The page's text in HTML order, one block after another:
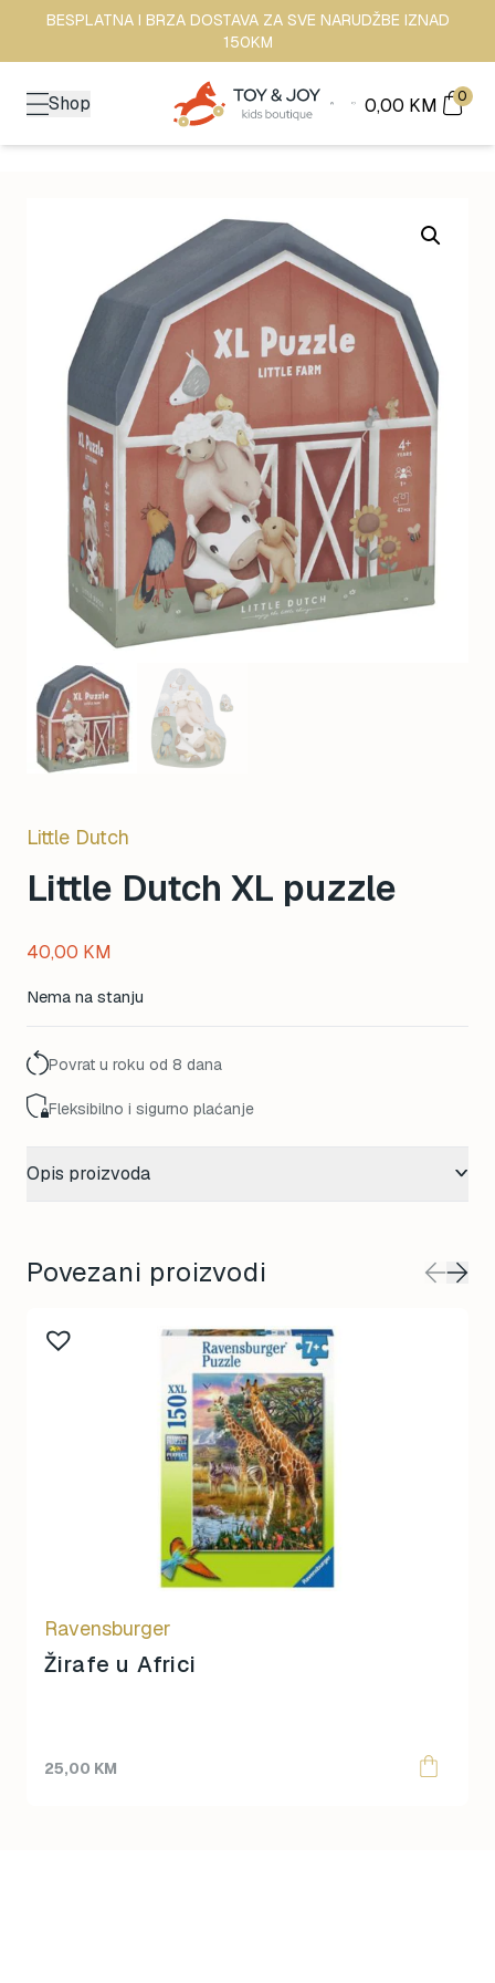
BESPLATNA I BRZA DOSTAVA ZA SVE NARUDŽBE IZNAD
150KM
Shop 0,00 KM 0
Little Dutch
Little Dutch XL puzzle
40,00 KM
Nema na stanju
Povrat u roku od 8 dana
Fleksibilno i sigurno plaćanje
Opis proizvoda
Povezani proizvodi
Ravensburger
Žirafe u Africi
25,00 KM